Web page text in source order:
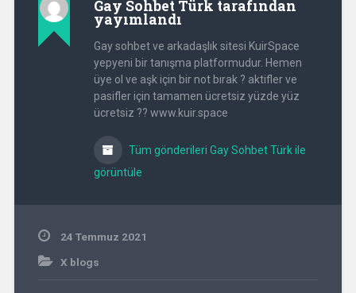
Gay Sohbet Türk tarafından
yayımlandı
Gay sohbet ve arkadaşlık sitesi KuirSpace
yepyeni bir tanışma platformudur. Hemen
üye ol ve aşk için bir not bırak ? aktifler ve
pasifler için tamamen ücretsiz yüzde yüz
ücretsiz ?? www.kuir.space
Tüm gönderileri Gay Sohbet Türk ile
görüntüle
24 Temmuz 2021
X blogs